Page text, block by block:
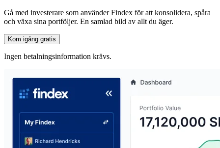
Gå med investerare som använder Findex för att konsolidera, spåra
och växa sina portföljer. En samlad bild av allt du äger.
Kom igång gratis
Ingen betalningsinformation krävs.